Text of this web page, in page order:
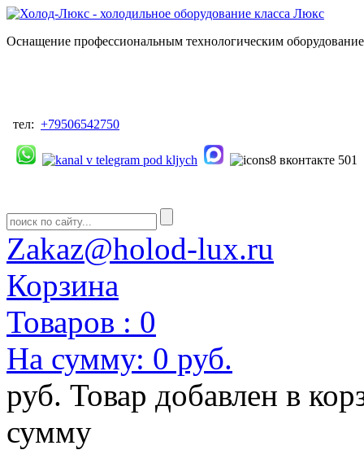
Оснащение профессиональным технологическим
тел: +79506542750
Zakaz@holod-lux.ru
Корзина
Товаров : 0
На сумму: 0 руб.
руб. Товар добавлен в
сумму